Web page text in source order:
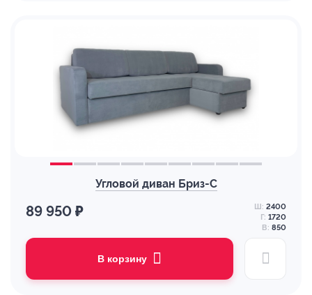
Угловой диван Бриз-С
89 950 ₽ Ш: 2400
Г: 1720
В: 850
В корзину